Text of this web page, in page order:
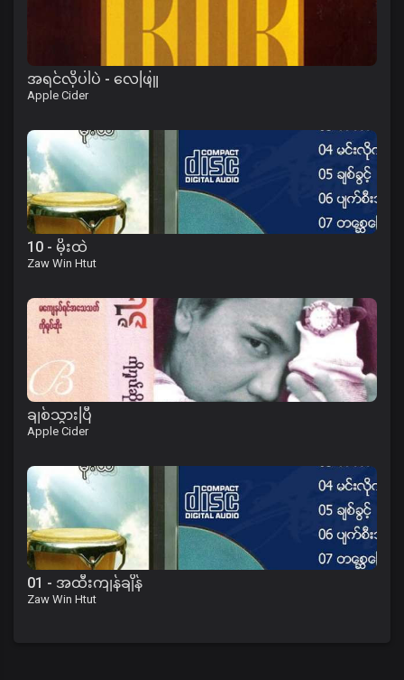
အရင်လိုပါပဲ - လေဖြူ
Apple Cider
10 - မိုးထဲ
Zaw Win Htut
ချစ်သွားပြီ
Apple Cider
01 - အထီးကျန်ချိန်
Zaw Win Htut